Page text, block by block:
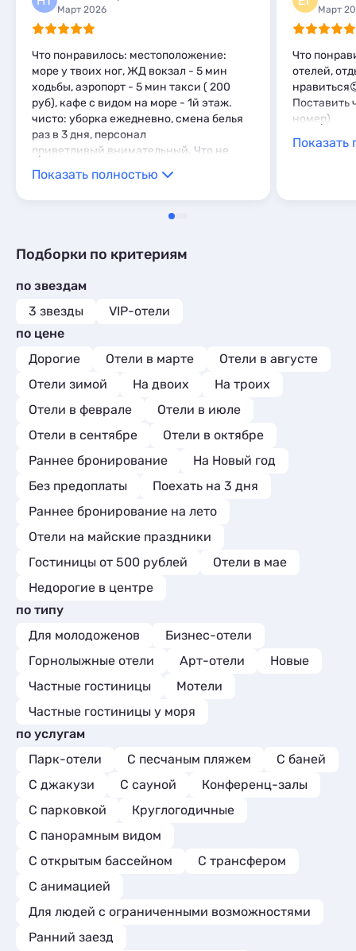
Комнаты 15
Апартаменты
Мини-отели
Кемпинги 1
Глэмпинги 1
Март 2026
Что понравилось: местоположение:
море у твоих ног, ЖД вокзал - 5 мин
ходьбы, аэропорт - 5 мин такси ( 200
руб), кафе с видом на море - 1й этаж.
чисто: уборка ежедневно, смена белья
раз в 3 дня, персонал
приветливый,внимательный. Что не
понравилось: душевая шторка в ванной
висит так ,что вода из душевой лейки
льется на пол. Комментарий: брали
номер с видом на город, номер
однозначно рекомендую.
Показать полностью
Март
Что
отелей,
Поставить
номер)
Показать
Подборки по критериям
по звездам
3 звезды
VIP-отели
по цене
Дорогие
Отели в марте
Отели в августе
Отели зимой
На двоих
На троих
Отели в феврале
Отели в июле
Отели в сентябре
Отели в октябре
Раннее бронирование
На Новый год
Без предоплаты
Поехать на 3 дня
Раннее бронирование на лето
Отели на майские праздники
Гостиницы от 500 рублей
Отели в мае
Недорогие в центре
по типу
Для молодоженов
Бизнес-отели
Горнолыжные отели
Арт-отели
Новые
Частные гостиницы
Мотели
Частные гостиницы у моря
по услугам
Парк-отели
С песчаным пляжем
С баней
С джакузи
С сауной
Конференц-залы
С парковкой
Круглогодичные
С панорамным видом
С открытым бассейном
С трансфером
С анимацией
Для людей с ограниченными возможностями
Ранний заезд